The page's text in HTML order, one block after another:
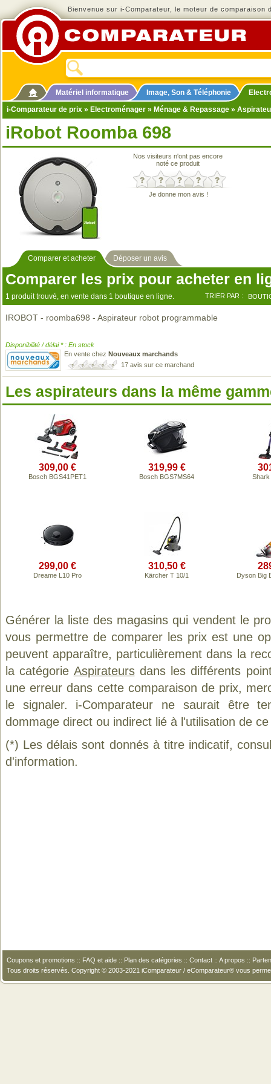
Bienvenue sur i-Comparateur, le moteur de comparaison
Matériel informatique Image, Son & Téléphonie
i-Comparateur de prix » Electroménager » Ménage & Repassage »
iRobot Roomba 698
Nos visiteurs n'ont pas encore
noté ce produit
Je donne mon avis !
Comparer et acheter Déposer un avis
Comparer les prix pour acheter en
1 produit trouvé, en vente dans 1 boutique en ligne. TRIER PAR :
IROBOT - roomba698 - Aspirateur robot programmable
Disponibilité / délai * : En stock
En vente chez Nouveaux marchands
17 avis sur ce marchand
Les aspirateurs dans la même
309,00 €
Bosch BGS41PET1
319,99 €
Bosch BGS7MS64 Shark
299,00 €
Dreame L10 Pro
310,50 €
Kärcher T 10/1 Dyson Big
Générer la liste des magasins qui vendent le
vous permettre de comparer les prix est une
peuvent apparaître, particulièrement dans la
la catégorie Aspirateursdans les différents
une erreur dans cette comparaison de prix,
le signaler. i-Comparateur ne saurait être
dommage direct ou indirect lié à l'utilisation de
(*) Les délais sont donnés à titre indicatif,
d'information.
Coupons et promotions :: FAQ et aide :: Plan des catégories :: Contact :: A propos ::
Tous droits réservés. Copyright © 2003-2021 iComparateur / eComparateur® vous